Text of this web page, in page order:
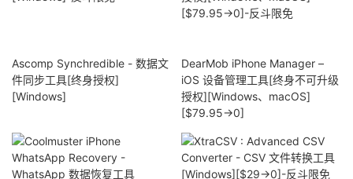
Ascomp Synchredible - 数据文
件同步工具[终身授权]
[Windows]
DearMob iPhone Manager –
iOS 设备管理工具[终身不可升级
授权][Windows、macOS]
[$79.95→0]